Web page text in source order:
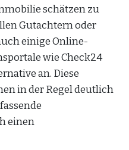
schätzen zu
Gutachtern oder
einige Online-
wie Check24
an. Diese
in der Regel deutlich
einen